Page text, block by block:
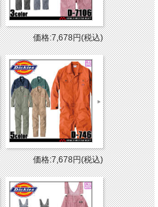
価格:7,678円(税込)
価格:7,678円(税込)